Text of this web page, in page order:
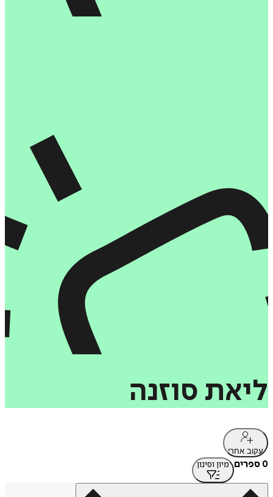
ליאת סוזנה
עקוב אחרי
0 ספרים מיון וסינון